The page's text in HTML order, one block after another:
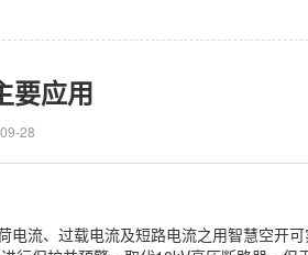
要应用
28
流、过载电流及短路电流之用智慧空开